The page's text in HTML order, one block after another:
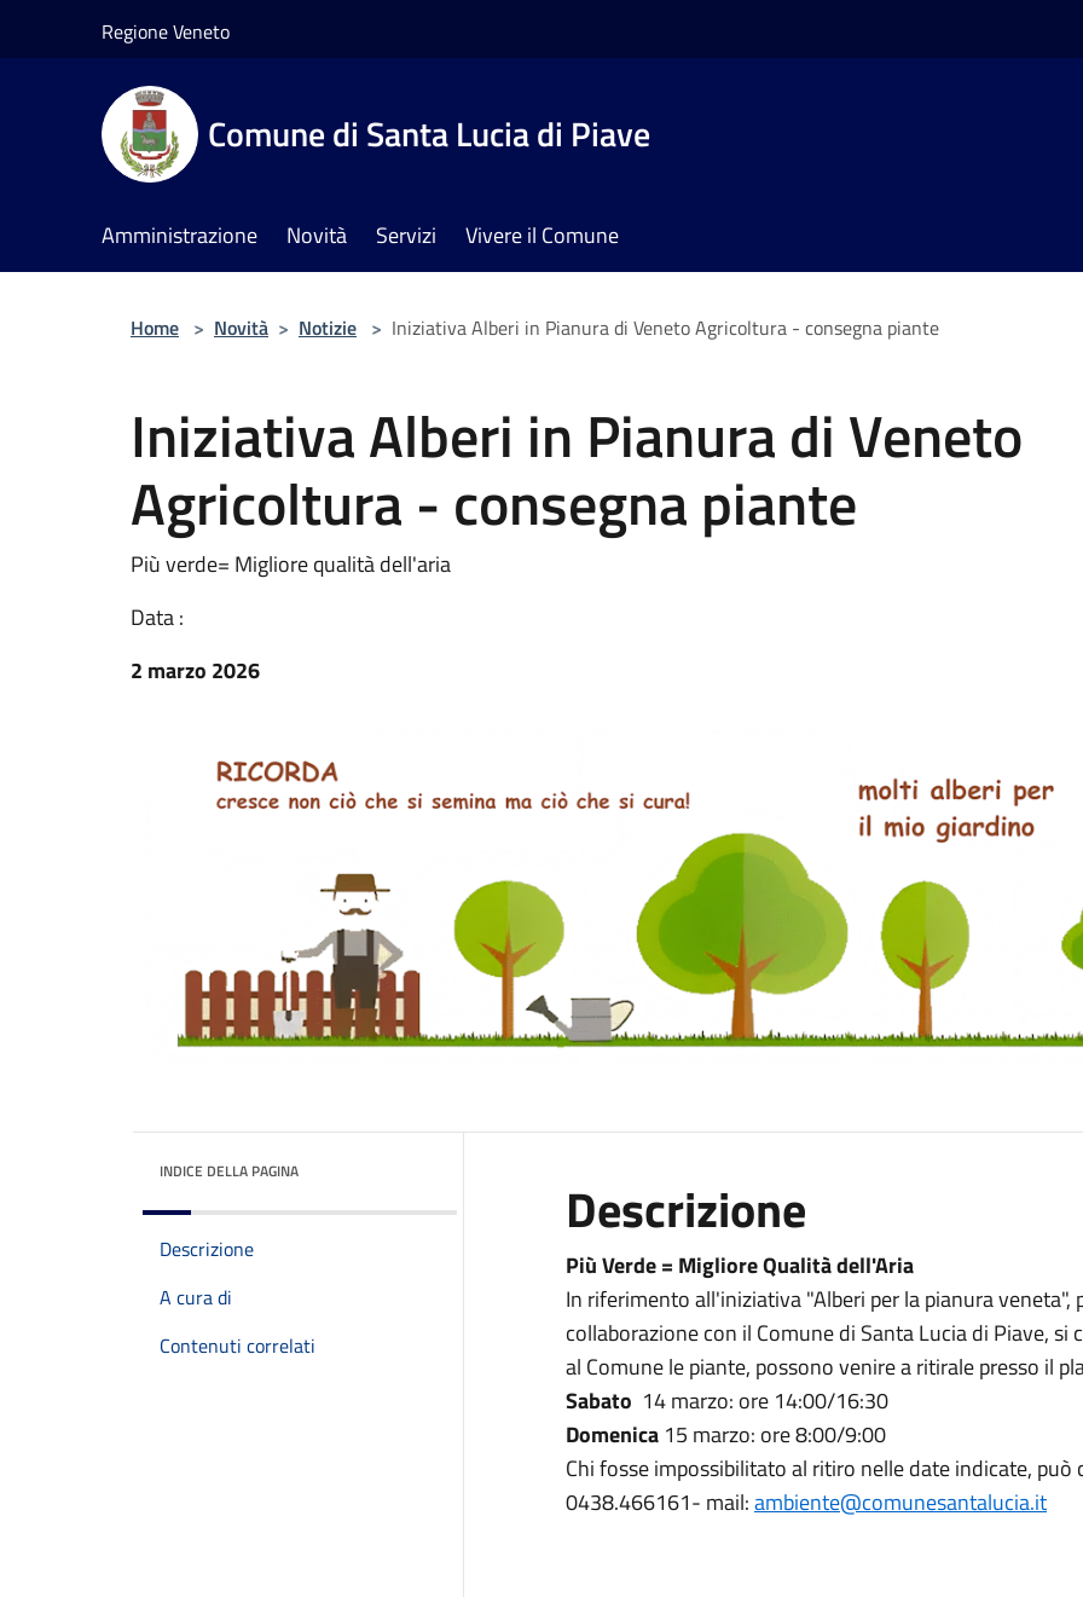
Regione Veneto
Comune di Santa Lucia di Piave
Amministrazione Novità Servizi Vivere il Comune
Home > Novità > Notizie > Iniziativa Alberi in Pianura di Veneto Agricoltura - consegna piante
Iniziativa Alberi in Pianura di Veneto
Agricoltura - consegna piante
Più verde= Migliore qualità dell'aria
Data :
2 marzo 2026
INDICE DELLA PAGINA
Descrizione
A cura di
Contenuti correlati
Descrizione
Più Verde = Migliore Qualità dell'Aria
In riferimento all'iniziativa "Alberi per la pianura veneta",
collaborazione con il Comune di Santa Lucia di Piave,
al Comune le piante, possono venire a ritirale presso il
Sabato 14 marzo: ore 14:00/16:30
Domenica15 marzo: ore 8:00/9:00
Chi fosse impossibilitato al ritiro nelle date indicate,
0438.466161- mail:ambiente@comunesantalucia.it